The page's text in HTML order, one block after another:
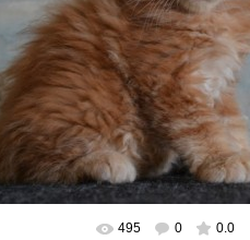
В реальном размере 795x530
495 0 0.0